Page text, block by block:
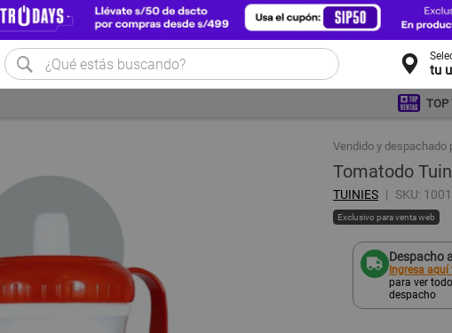
tu
TOP
Vendido y despachado
Tomatodo
TUINIES SKU:
Exclusivo para venta web
Despacho
Ingresa aquí
para ver
despacho